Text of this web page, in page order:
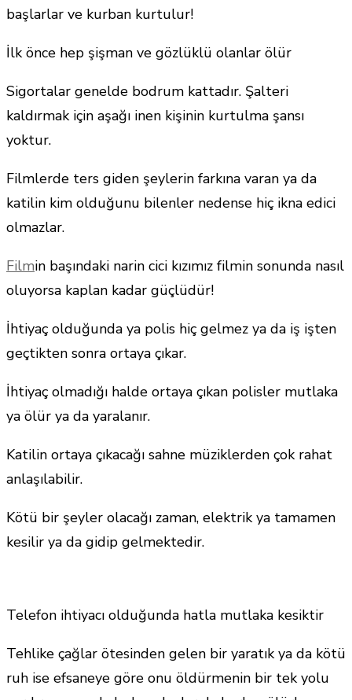
başlarlar ve kurban kurtulur!
İlk önce hep şişman ve gözlüklü olanlar ölür
Sigortalar genelde bodrum kattadır. Şalteri
kaldırmak için aşağı inen kişinin kurtulma şansı
yoktur.
Filmlerde ters giden şeylerin farkına varan ya da
katilin kim olduğunu bilenler nedense hiç ikna edici
olmazlar.
Filmin başındaki narin cici kızımız filmin sonunda nasıl
oluyorsa kaplan kadar güçlüdür!
İhtiyaç olduğunda ya polis hiç gelmez ya da iş işten
geçtikten sonra ortaya çıkar.
İhtiyaç olmadığı halde ortaya çıkan polisler mutlaka
ya ölür ya da yaralanır.
Katilin ortaya çıkacağı sahne müziklerden çok rahat
anlaşılabilir.
Kötü bir şeyler olacağı zaman, elektrik ya tamamen
kesilir ya da gidip gelmektedir.
Telefon ihtiyacı olduğunda hatla mutlaka kesiktir
Tehlike çağlar ötesinden gelen bir yaratık ya da kötü
ruh ise efsaneye göre onu öldürmenin bir tek yolu